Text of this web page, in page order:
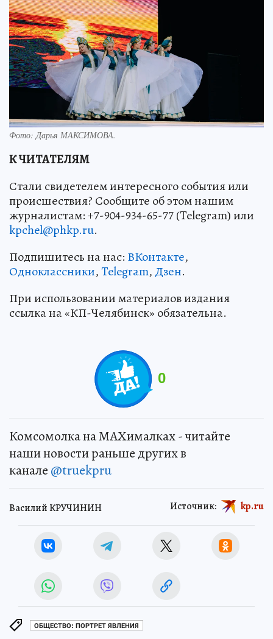
Фото:Дарья МАКСИМОВА.
К ЧИТАТЕЛЯМ
Стали свидетелем интересного события или
происшествия? Сообщите об этом нашим
журналистам: +7-904-934-65-77 (Telegram) или
kpchel@phkp.ru.
Подпишитесь на нас: ВКонтакте,
Одноклассники,Telegram, Дзен.
При использовании материалов издания
ссылка на «КП-Челябинск» обязательна.
0
Комсомолка на MAXималках - читайте
наши новости раньше других в
канале @truekpru
Василий КРУЧИНИН Источник: kp.ru
ОБЩЕСТВО: ПОРТРЕТ ЯВЛЕНИЯ